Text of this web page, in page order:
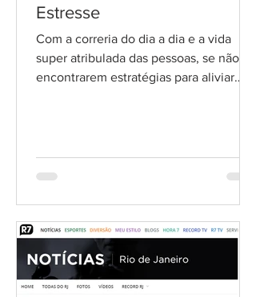
Estresse
Com a correria do dia a dia e a vida
super atribulada das pessoas, se não
encontrarem estratégias para aliviar